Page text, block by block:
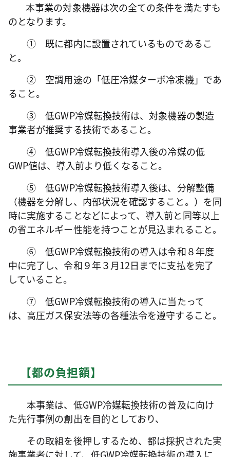
本事業の対象機器は次の全ての条件を満たすも
のとなります。
① 既に都内に設置されているものであるこ
と。
② 空調用途の「低圧冷媒ターボ冷凍機」であ
ること。
③ 低GWP冷媒転換技術は、対象機器の製造
事業者が推奨する技術であること。
④ 低GWP冷媒転換技術導入後の冷媒の低
GWP値は、導入前より低くなること。
⑤ 低GWP冷媒転換技術導入後は、分解整備
（機器を分解し、内部状況を確認すること。）を同
時に実施することなどによって、導入前と同等以上
の省エネルギー性能を持つことが見込まれること。
⑥ 低GWP冷媒転換技術の導入は令和８年度
中に完了し、令和９年３月12日までに支払を完了
していること。
⑦ 低GWP冷媒転換技術の導入に当たって
は、高圧ガス保安法等の各種法令を遵守すること。
【都の負担額】
本事業は、低GWP冷媒転換技術の普及に向け
た先行事例の創出を目的としており、
その取組を後押しするため、都は採択された実